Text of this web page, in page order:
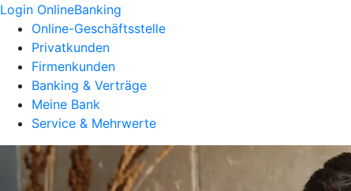
Login OnlineBanking
Online-Geschäftsstelle
Privatkunden
Firmenkunden
Banking & Verträge
Meine Bank
Service & Mehrwerte